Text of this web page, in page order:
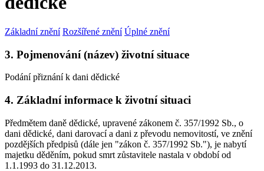
Základní znění Rozšířené znění Úplné znění
3. Pojmenování (název) životní situace
Podání přiznání k dani dědické
4. Základní informace k životní situaci
Předmětem daně dědické, upravené zákonem č. 357/1992 Sb., o
dani dědické, dani darovací a dani z převodu nemovitostí, ve znění
pozdějších předpisů (dále jen "zákon č. 357/1992 Sb."), je nabytí
majetku děděním, pokud smrt zůstavitele nastala v období od
1.1.1993 do 31.12.2013.